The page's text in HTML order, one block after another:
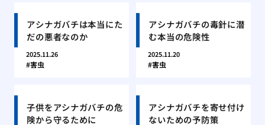
アシナガバチは本当にた
だの悪者なのか
2025.11.26
害虫
アシナガバチの毒針に潜
む本当の危険性
2025.11.20
害虫
子供をアシナガバチの危
険から守るために
アシナガバチを寄せ付け
ないための予防策